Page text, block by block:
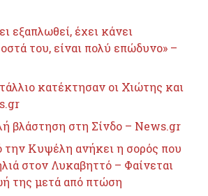
εξαπλωθεί, έχει κάνει
του, είναι πολύ επώδυνο» –
κατέκτησαν οι Χιώτης και
βλάστηση στη Σίνδο – News.gr
την Κυψέλη ανήκει η σορός που
στον Λυκαβηττό – Φαίνεται
της μετά από πτώση